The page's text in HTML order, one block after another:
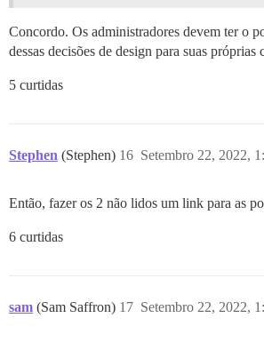
Concordo. Os administradores devem ter o
dessas decisões de design para suas próprias
5 curtidas
Stephen (Stephen) Setembro 22, 2022,
16
Então, fazer os 2 não lidos um link para as
6 curtidas
sam (Sam Saffron) Setembro 22, 2022,
17